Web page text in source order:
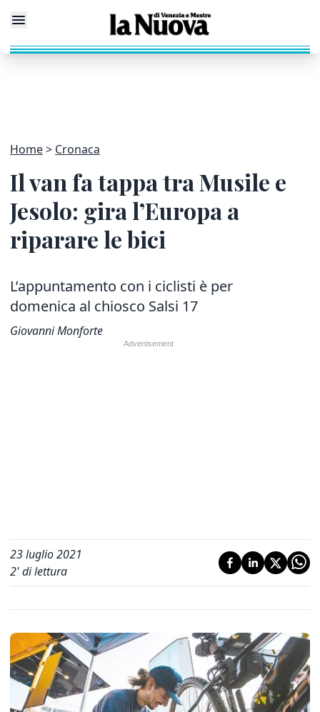
Home Cronaca
Il van fa tappa tra Musile e
Jesolo: gira l’Europa a
riparare le bici
L’appuntamento con i ciclisti è per
domenica al chiosco Salsi 17
Giovanni Monforte
23 luglio 2021
2' di lettura